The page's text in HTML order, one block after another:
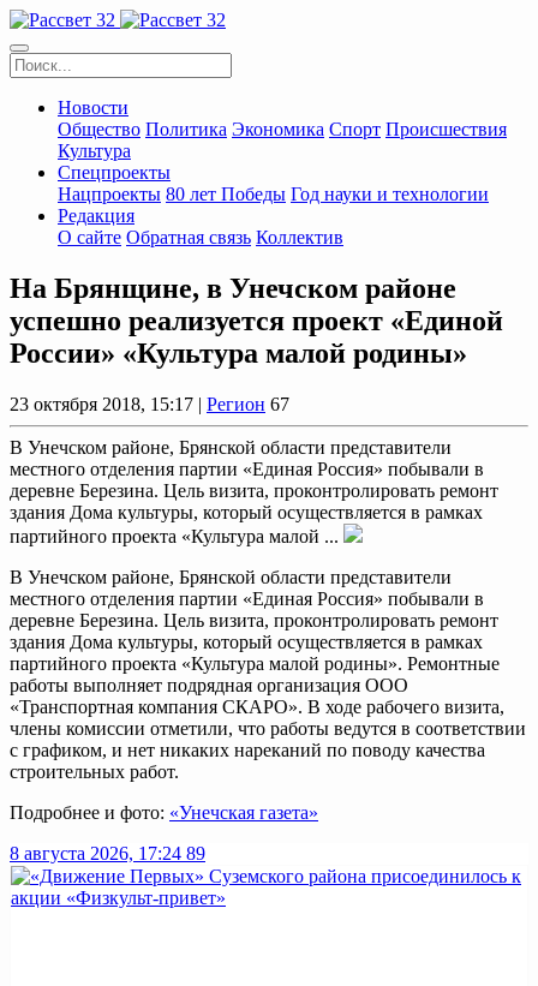
Новости
Общество Политика Экономика Спорт Происшествия
Культура
Спецпроекты
Нацпроекты 80 лет Победы Год науки и технологии
Редакция
О сайте Обратная связь Коллектив
На Брянщине, в Унечском районе
успешно реализуется проект «Единой
России» «Культура малой родины»
23 октября 2018, 15:17 | Регион 67
В Унечском районе, Брянской области представители
местного отделения партии «Единая Россия» побывали в
деревне Березина. Цель визита, проконтролировать ремонт
здания Дома культуры, который осуществляется в рамках
партийного проекта «Культура малой ...
В Унечском районе, Брянской области представители
местного отделения партии «Единая Россия» побывали в
деревне Березина. Цель визита, проконтролировать ремонт
здания Дома культуры, который осуществляется в рамках
партийного проекта «Культура малой родины». Ремонтные
работы выполняет подрядная организация ООО
«Транспортная компания СКАРО». В ходе рабочего визита,
члены комиссии отметили, что работы ведутся в соответствии
с графиком, и нет никаких нареканий по поводу качества
строительных работ.
Подробнее и фото: «Унечская газета»
8 августа 2026, 17:24 89